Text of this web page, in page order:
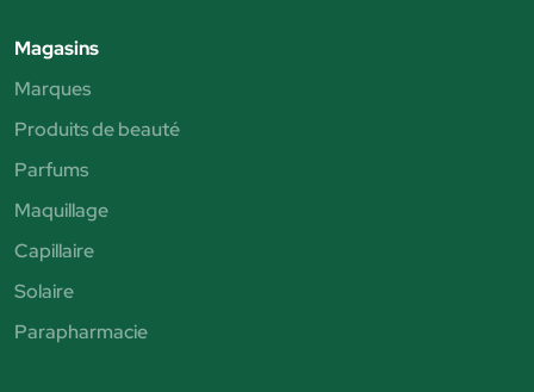
Magasins
Marques
Produits de beauté
Parfums
Maquillage
Capillaire
Solaire
Parapharmacie